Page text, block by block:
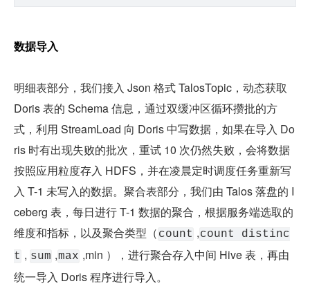
数据导入
明细表部分，我们接入 Json 格式 TalosTopic，动态获取
Doris 表的 Schema 信息，通过双缓冲区循环攒批的方
式，利用 StreamLoad 向 Doris 中写数据，如果在导入 Do
ris 时有出现失败的批次，重试 10 次仍然失败，会将数据
按照应用粒度存入 HDFS，并在凌晨定时调度任务重新写
入 T-1 未写入的数据。聚合表部分，我们由 Talos 落盘的 I
ceberg 表，每日进行 T-1 数据的聚合，根据服务端选取的
维度和指标，以及聚合类型（ count ,count distinc
t , sum ,max ,min ），进行聚合存入中间 Hive 表，再由
统一导入 Doris 程序进行导入。